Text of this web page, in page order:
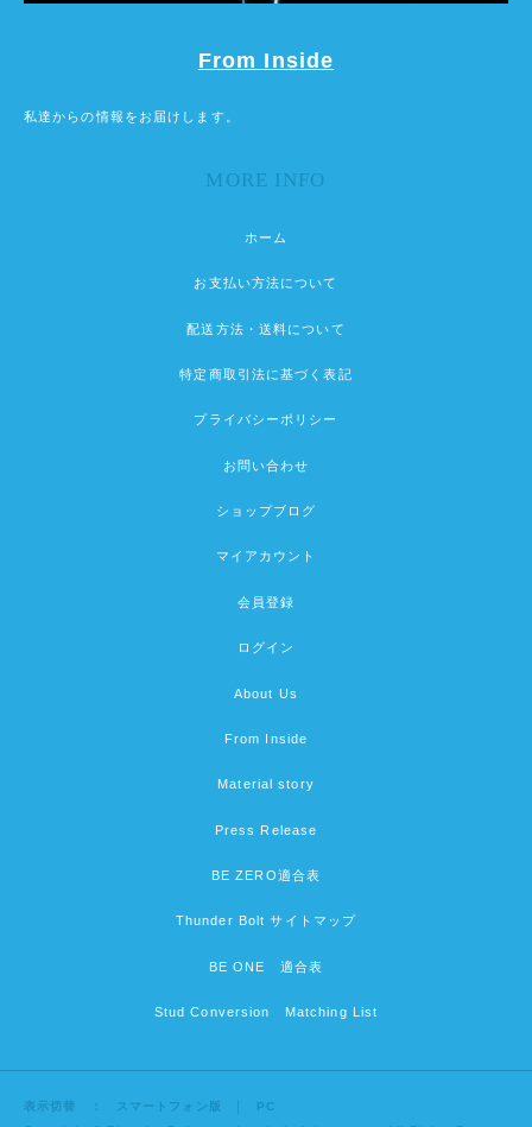
From Inside
私達からの情報をお届けします。
MORE INFO
ホーム
お支払い方法について
配送方法・送料について
特定商取引法に基づく表記
プライバシーポリシー
お問い合わせ
ショップブログ
マイアカウント
会員登録
ログイン
About Us
From Inside
Material story
Press Release
BE ZERO適合表
Thunder Bolt サイトマップ
BE ONE 適合表
Stud Conversion Matching List
表示切替 ： スマートフォン版
│ PC